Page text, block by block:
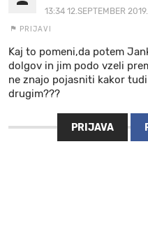
13:34 12.SEPTEMBER 2019.
PRIJAVI
Kaj to pomeni,da potem
dolgov in jim podo vzeli
ne znajo pojasniti kakor
drugim???
PRIJAVA